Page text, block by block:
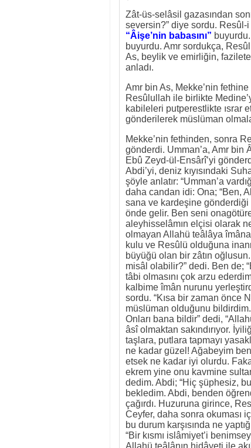
Zât-üs-selâsil gazasından
seversin?” diye sordu. Resûl-i
“Âişe’nin babasını”
buyurdu. Amr sordukça,
As, beylik ve emirliğin, fazilete
anladı.
Amr bin As, Mekke’nin
Resûlullah ile birlikte
kabileleri putperestlikte ısrar
gönderilerek müslüman
Mekke’nin fethinden, sonra
gönderdi. Umman’a, Amr bin
Ebû Zeyd-ül-Ensârî’yi
Abdi’yi, deniz kıyısındaki
şöyle anlatır: “Umman’a
daha candan idi: Ona; “Ben,
sana ve kardeşine gönderdiği
önde gelir. Ben seni
aleyhisselâmın elçisi olarak
olmayan Allahü teâlâya
kulu ve Resûlü olduğuna
büyüğü olan bir zâtın
misâl olabilir?” dedi. Ben de;
tâbi olmasını çok arzu
kalbime îmân nurunu
sordu. “Kısa bir zaman önce
müslüman olduğunu
Onları bana bildir” dedi,
âsî olmaktan sakındırıyor.
taşlara, putlara tapmayı
ne kadar güzel! Ağabeyim
etsek ne kadar iyi olurdu.
ekrem yine onu kavmine
dedim. Abdi; “Hiç şüphesiz,
bekledim. Abdi, benden
çağırdı. Huzuruna girince,
Ceyfer, daha sonra okuması
bu durum karşısında ne
“Bir kısmı islâmiyet’i
Allahü teâlânın hidâyeti ile